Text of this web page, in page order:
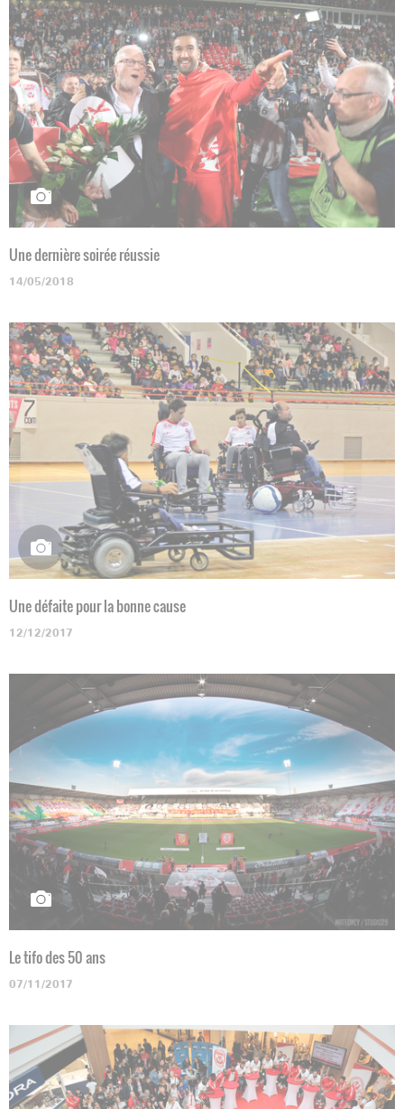
Une dernière soirée réussie
14/05/2018
Une défaite pour la bonne cause
12/12/2017
Le tifo des 50 ans
07/11/2017